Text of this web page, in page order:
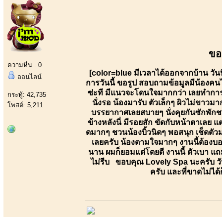
ความหื่น : 0
ออนไลน์
กระทู้: 42,735
โพสต์: 5,211
ข
[color=blue มีเวลาได้ออกจากบ้าน
การวันนี้ ขอรูป สอบถามข้อมูลมีน้องคน
ซ่ะที มีแนวจะโดนใจมากกว่า เลยทำ
นั่งรอ น้องมารับ ตัวเล็กๆ ผิวไม่ขาว
บรรยากาศเลยสบายๆ นั่งคุยกันซักพัก
ข้างหลังนี่ มีรอยสัก ขัดกับหน้าตาเลย
ดมากๆ ชวนน้องบิ้วนิดๆ พอสนุก เช็ดตัว
เลยครับ น้องตามใจมากๆ งานนี้ต้อง
นาน ผมก็ยอมแต่โดยดี งานนี้ ตัวเบา แถ
ไม่รีบ ขอบคุณ Lovely Spa นะครับ
ครับ และที่ขาดไม่ไ